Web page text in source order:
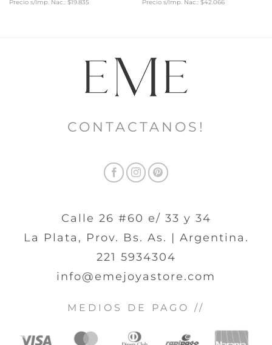
Precio s/Imp. Nac.: $19.835 Precio s/Imp. Nac.: $42.066
CONTACTANOS!
Calle 26 #60 e/ 33 y 34
La Plata, Prov. Bs. As. | Argentina.
221 5934304
info@emejoyastore.com
MEDIOS DE PAGO //